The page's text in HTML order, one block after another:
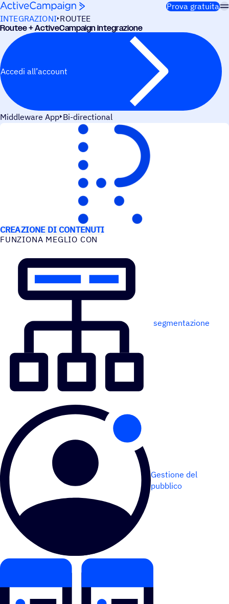
Salta al contenuto
Prova gratuita
INTEGRAZIONI ROUTEE
Routee + ActiveCampaign integrazione
Accedi all’account
Middleware App Bi-directional
CREAZIONE DI CONTENUTI
FUNZIONA MEGLIO CON
segmentazione
Gestione del
pubblico